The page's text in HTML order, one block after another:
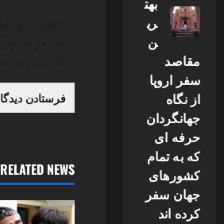
RELATED NEWS
ری
ن
مقاصد
سفر اروپا
از نگاه
جهانگردان
حرفه ای
که به تمام
کشورهای
جهان سفر
کرده اند